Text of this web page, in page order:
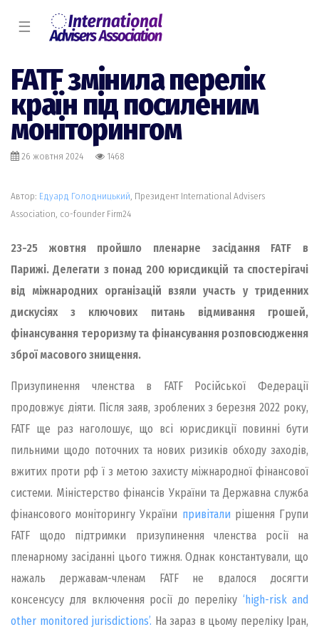
☰
FATF змінила перелік
країн під посиленим
моніторингом
26 жовтня 2024 1468
Автор: Едуард Голодницький , Президент International Advisers
Association, co-founder Firm24
23-25 жовтня пройшло пленарне засідання FATF в
Парижі. Делегати з понад 200 юрисдикцій та спостерігачі
від міжнародних організацій взяли участь у триденних
дискусіях з ключових питань відмивання грошей,
фінансування тероризму та фінансування розповсюдження
зброї масового знищення.
Призупинення членства в FATF Російської Федерації
продовжує діяти. Після заяв, зроблених з березня 2022 року,
FATF ще раз наголошує, що всі юрисдикції повинні бути
пильними щодо поточних та нових ризиків обходу заходів,
вжитих проти рф ї з метою захисту міжнародної фінансової
системи. Міністерство фінансів України та Державна служба
фінансового моніторингу України привіталирішення Групи
FATF щодо підтримки призупинення членства росії на
пленарному засіданні цього тижня. Однак константували, що
нажаль державам-членам FATF не вдалося досягти
консенсусу для включення росії до переліку ‘high-risk and
other monitored jurisdictions’. На зараз в цьому переліку Іран,